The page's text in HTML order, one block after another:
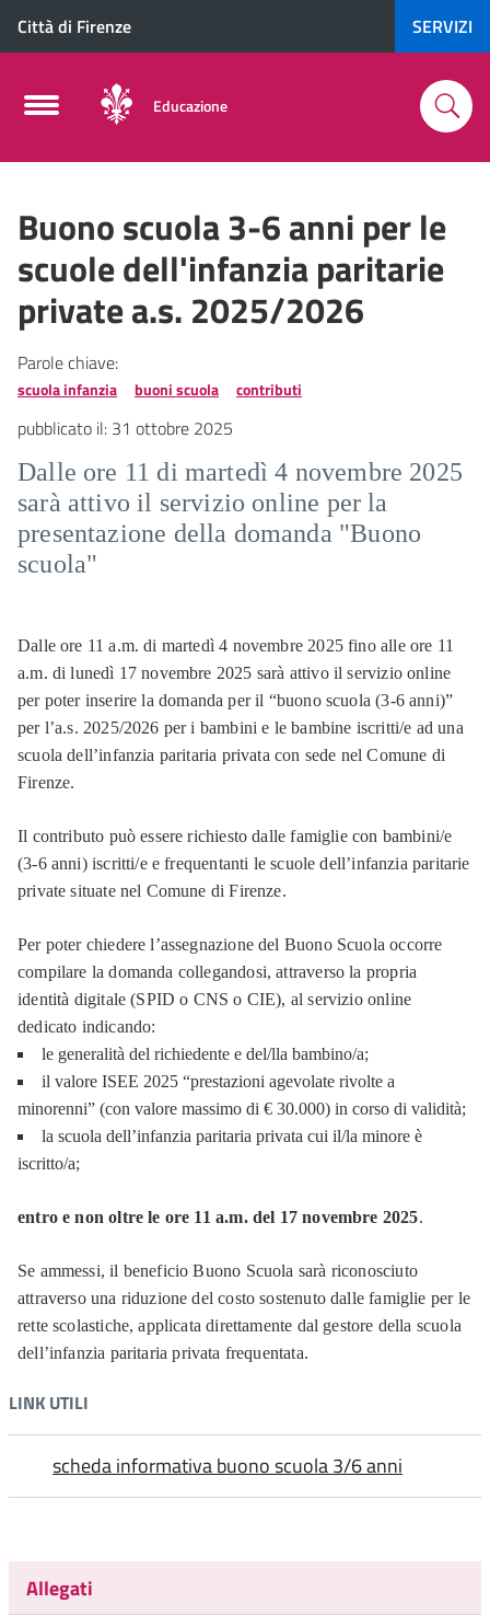
Città di Firenze SERVIZI
Educazione
Buono scuola 3-6 anni per le
scuole dell'infanzia paritarie
private a.s. 2025/2026
Parole chiave:
scuola infanzia buoni scuola contributi
pubblicato il: 31 ottobre 2025
Dalle ore 11 di martedì 4 novembre 2025
sarà attivo il servizio online per la
presentazione della domanda "Buono
scuola"
Dalle ore 11 a.m. di martedì 4 novembre 2025 fino alle ore 11
a.m. di lunedì 17 novembre 2025 sarà attivo il servizio online
per poter inserire la domanda per il “buono scuola (3-6 anni)”
per l’a.s. 2025/2026 per i bambini e le bambine iscritti/e ad una
scuola dell’infanzia paritaria privata con sede nel Comune di
Firenze.
Il contributo può essere richiesto dalle famiglie con bambini/e
(3-6 anni) iscritti/e e frequentanti le scuole dell’infanzia paritarie
private situate nel Comune di Firenze.
Per poter chiedere l’assegnazione del Buono Scuola occorre
compilare la domanda collegandosi, attraverso la propria
identità digitale (SPID o CNS o CIE), al servizio online
dedicato indicando:
le generalità del richiedente e del/lla bambino/a;
il valore ISEE 2025 “prestazioni agevolate rivolte a
minorenni” (con valore massimo di € 30.000) in corso di validità;
la scuola dell’infanzia paritaria privata cui il/la minore è
iscritto/a;
entro e non oltre le ore 11 a.m. del 17 novembre 2025.
Se ammessi, il beneficio Buono Scuola sarà riconosciuto
attraverso una riduzione del costo sostenuto dalle famiglie per le
rette scolastiche, applicata direttamente dal gestore della scuola
dell’infanzia paritaria privata frequentata.
LINK UTILI
scheda informativa buono scuola 3/6 anni
Allegati